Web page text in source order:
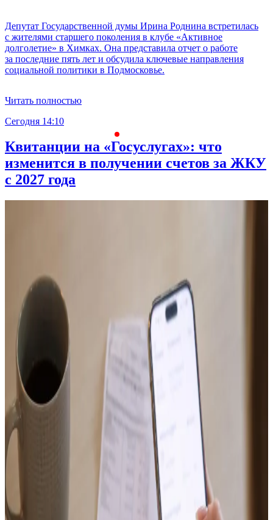
Депутат Государственной думы Ирина Роднина встретилась
с жителями старшего поколения в клубе «Активное
долголетие» в Химках. Она представила отчет о работе
за последние пять лет и обсудила ключевые направления
социальной политики в Подмосковье.
Читать полностью
Сегодня 14:10
Квитанции на «Госуслугах»: что
изменится в получении счетов за ЖКУ
с 2027 года